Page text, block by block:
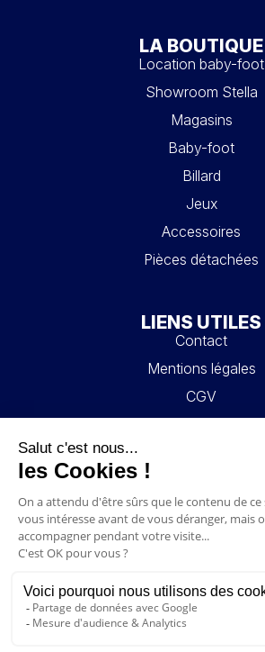
LA BOUTIQUE
Location baby-foot
Showroom Stella
Magasins
Baby-foot
Billard
Jeux
Accessoires
Pièces détachées
LIENS UTILES
Contact
Mentions légales
CGV
Mon compte
NOUS SUIVRE
4.6/5